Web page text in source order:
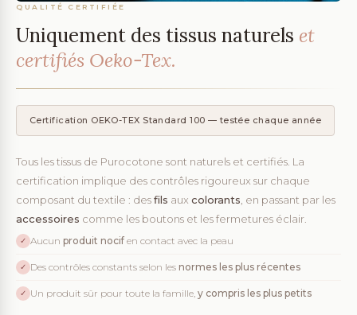
QUALITÉ CERTIFIÉE
Uniquement des tissus naturels et
certifiés Oeko-Tex.
Certification OEKO-TEX Standard 100 — testée chaque année
Tous les tissus de Purocotone sont naturels et certifiés. La
certification implique des contrôles rigoureux sur chaque
composant du textile : desfils aux colorants , en passant par les
accessoires comme les boutons et les fermetures éclair.
✓ Aucun produit nocif en contact avec la peau
✓ Des contrôles constants selon les normes les plus récentes
✓ Un produit sûr pour toute la famille, y compris les plus petits